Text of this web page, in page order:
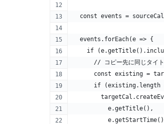
const events =
  events.forEach(e => {
if
// コピー先に同じタイ
const existing =
if (existing.length
          e.getTitle(),